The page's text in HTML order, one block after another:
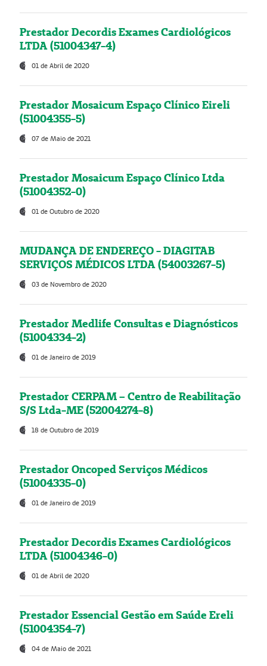
Prestador Decordis Exames Cardiológicos
LTDA (51004347-4)
01 de Abril de 2020
Prestador Mosaicum Espaço Clínico Eireli
(51004355-5)
07 de Maio de 2021
Prestador Mosaicum Espaço Clínico Ltda
(51004352-0)
01 de Outubro de 2020
MUDANÇA DE ENDEREÇO - DIAGITAB
SERVIÇOS MÉDICOS LTDA (54003267-5)
03 de Novembro de 2020
Prestador Medlife Consultas e Diagnósticos
(51004334-2)
01 de Janeiro de 2019
Prestador CERPAM – Centro de Reabilitação
S/S Ltda-ME (52004274-8)
18 de Outubro de 2019
Prestador Oncoped Serviços Médicos
(51004335-0)
01 de Janeiro de 2019
Prestador Decordis Exames Cardiológicos
LTDA (51004346-0)
01 de Abril de 2020
Prestador Essencial Gestão em Saúde Ereli
(51004354-7)
04 de Maio de 2021